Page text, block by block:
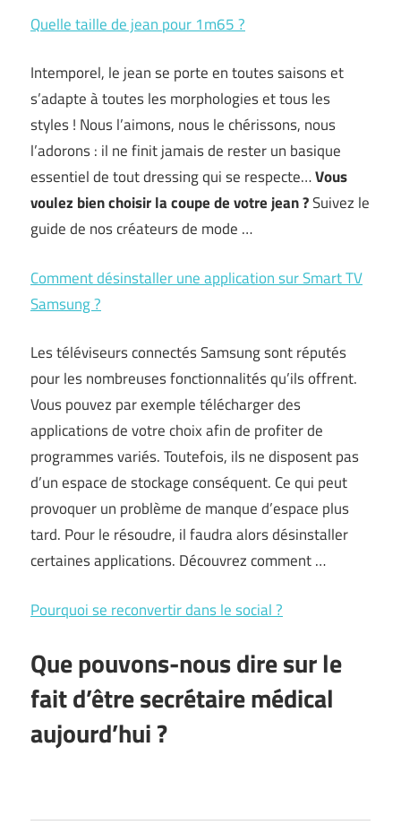
Quelle taille de jean pour 1m65 ?
Intemporel, le jean se porte en toutes saisons et
s’adapte à toutes les morphologies et tous les
styles ! Nous l’aimons, nous le chérissons, nous
l’adorons : il ne finit jamais de rester un basique
essentiel de tout dressing qui se respecte…Vous
voulez bien choisir la coupe de votre jean ?Suivez le
guide de nos créateurs de mode …
Comment désinstaller une application sur Smart TV
Samsung ?
Les téléviseurs connectés Samsung sont réputés
pour les nombreuses fonctionnalités qu’ils offrent.
Vous pouvez par exemple télécharger des
applications de votre choix afin de profiter de
programmes variés. Toutefois, ils ne disposent pas
d’un espace de stockage conséquent. Ce qui peut
provoquer un problème de manque d’espace plus
tard. Pour le résoudre, il faudra alors désinstaller
certaines applications. Découvrez comment …
Pourquoi se reconvertir dans le social ?
Que pouvons-nous dire sur le
fait d’être secrétaire médical
aujourd’hui ?